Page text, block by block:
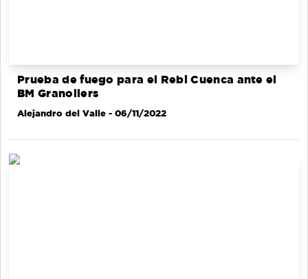
Prueba de fuego para el Rebi Cuenca ante el
BM Granollers
Alejandro del Valle - 06/11/2022